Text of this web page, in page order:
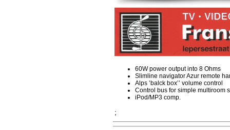
60W power output into 8 Ohms
Slimline navigator Azur remote
Alps ’balck box’’ volume control
Control bus for simple multiroom
iPod/MP3 comp.
;